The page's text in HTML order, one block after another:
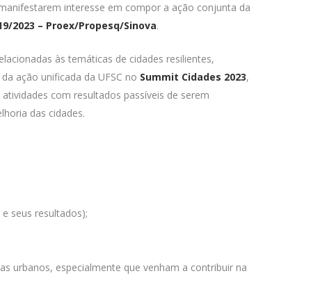
interesse em compor a ação conjunta da
2023 – Proex/Propesq/Sinova.
às temáticas de cidades resilientes,
ação unificada da UFSC no Summit Cidades 2023,
com resultados passíveis de serem
das cidades.
seus resultados);
urbanos, especialmente que venham a contribuir na